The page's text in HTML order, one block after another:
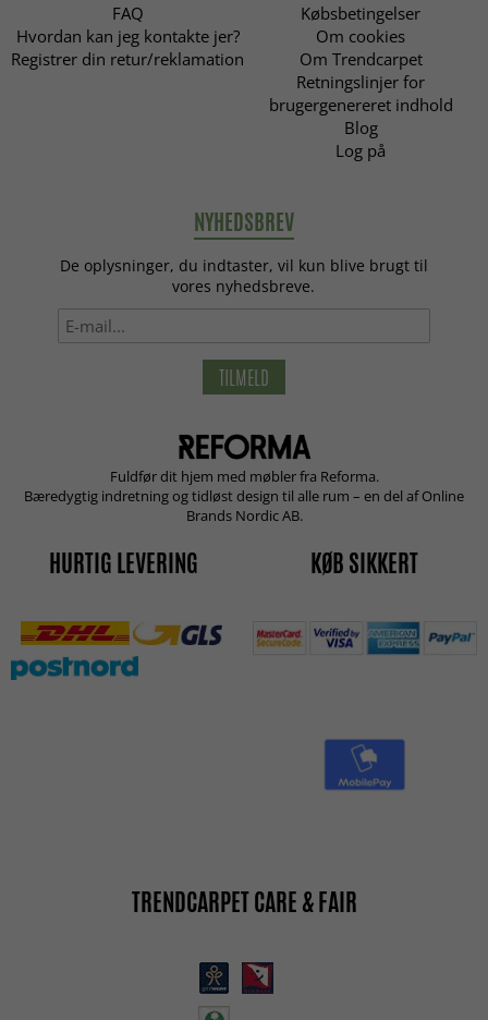
FAQ
Hvordan kan jeg kontakte jer?
Registrer din retur/reklamation
Købsbetingelser
Om cookies
Om Trendcarpet
Retningslinjer for
brugergenereret indhold
Blog
Log på
NYHEDSBREV
De oplysninger, du indtaster, vil kun blive brugt til
vores nyhedsbreve.
TILMELD
Fuldfør dit hjem med møbler fra Reforma.
Bæredygtig indretning og tidløst design til alle rum – en del af Online
Brands Nordic AB.
HURTIG LEVERING KØB SIKKERT
TRENDCARPET CARE & FAIR